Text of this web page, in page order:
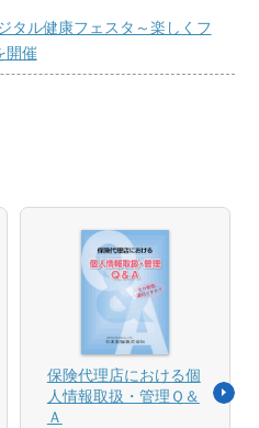
タル健康フェスタ～楽しくフ
開催
保険代理店における個
人情報取扱・管理Ｑ＆
Ａ